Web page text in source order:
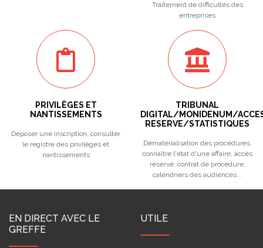
Traitement de difficultés des
entreprises
PRIVILÈGES ET
NANTISSEMENTS
Déposer une inscription, consulter
le registre des privilèges et
nantissements
TRIBUNAL
DIGITAL/MONIDENUM/
RESERVE/STATISTIQUES
Dématérialisation des procédures,
connaître l'état d'une affaire, accès
réservé, contrat de procédure,
calendriers des audiences...
EN DIRECT AVEC LE
GREFFE
UTILE